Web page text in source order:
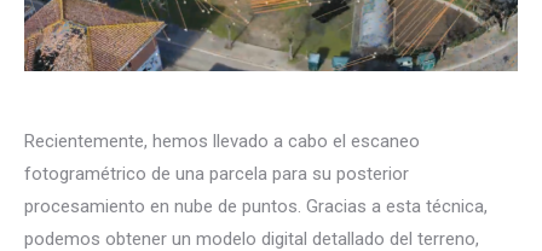
Recientemente, hemos llevado a cabo el escaneo
fotogramétrico de una parcela para su posterior
procesamiento en nube de puntos. Gracias a esta técnica,
podemos obtener un modelo digital detallado del terreno,